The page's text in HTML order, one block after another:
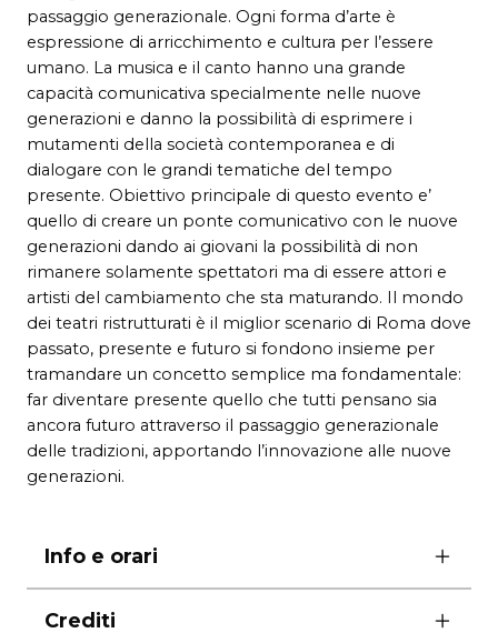
passaggio generazionale. Ogni forma d’arte è
espressione di arricchimento e cultura per l’essere
umano. La musica e il canto hanno una grande
capacità comunicativa specialmente nelle nuove
generazioni e danno la possibilità di esprimere i
mutamenti della società contemporanea e di
dialogare con le grandi tematiche del tempo
presente. Obiettivo principale di questo evento e’
quello di creare un ponte comunicativo con le nuove
generazioni dando ai giovani la possibilità di non
rimanere solamente spettatori ma di essere attori e
artisti del cambiamento che sta maturando. Il mondo
dei teatri ristrutturati è il miglior scenario di Roma dove
passato, presente e futuro si fondono insieme per
tramandare un concetto semplice ma fondamentale:
far diventare presente quello che tutti pensano sia
ancora futuro attraverso il passaggio generazionale
delle tradizioni, apportando l’innovazione alle nuove
generazioni.
Info e orari
ore 19:30
Crediti